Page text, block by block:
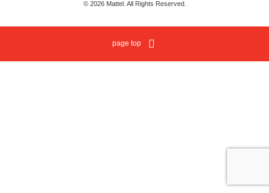
© 2026 Mattel. All Rights Reserved.
page top